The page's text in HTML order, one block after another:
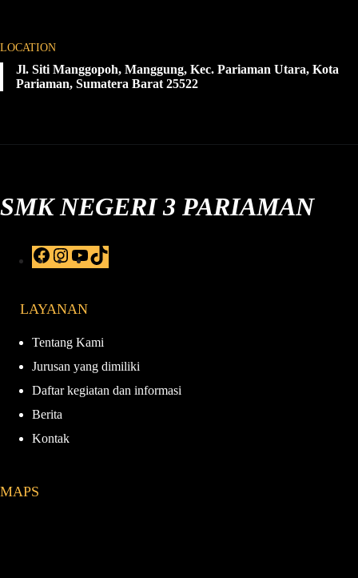
LOCATION
Jl. Siti Manggopoh, Manggung, Kec. Pariaman Utara, Kota
Pariaman, Sumatera Barat 25522
SMK NEGERI 3 PARIAMAN
F
a
b
o
I
n
a
r
a
m
Y
o
e
i
LAYANAN
Tentang Kami
Jurusan yang dimiliki
Daftar kegiatan dan informasi
Berita
Kontak
MAPS